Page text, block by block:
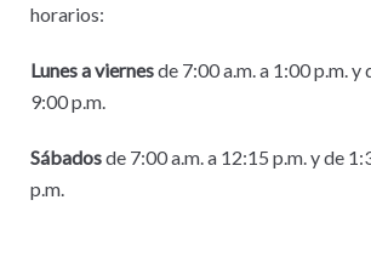
horarios:
Lunes a viernesde 7:00 a.m. a 1:00 p.m. y
9:00 p.m.
Sábadosde 7:00 a.m. a 12:15 p.m. y de
p.m.